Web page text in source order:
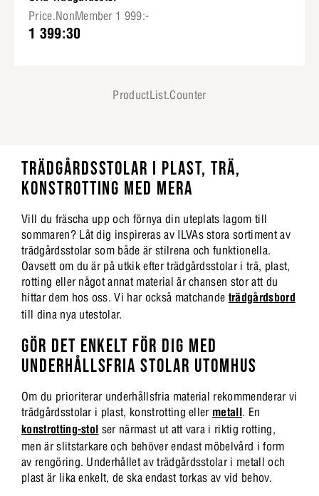
Price.NonMember 1 999:-
1 399:30
ProductList.Counter
TRÄDGÅRDSSTOLAR I PLAST, TRÄ,
KONSTROTTING MED MERA
Vill du fräscha upp och förnya din uteplats lagom till
sommaren? Låt dig inspireras av ILVAs stora sortiment av
trädgårdsstolar som både är stilrena och funktionella.
Oavsett om du är på utkik efter trädgårdsstolar i trä, plast,
rotting eller något annat material är chansen stor att du
hittar dem hos oss. Vi har också matchande trädgårdsbord
till dina nya utestolar.
GÖR DET ENKELT FÖR DIG MED
UNDERHÅLLSFRIA STOLAR UTOMHUS
Om du prioriterar underhållsfria material rekommenderar vi
trädgårdsstolar i plast, konstrotting eller metall. En
konstrotting-stol ser närmast ut att vara i riktig rotting,
men är slitstarkare och behöver endast möbelvård i form
av rengöring. Underhållet av trädgårdsstolar i metall och
plast är lika enkelt, de ska endast torkas av vid behov.